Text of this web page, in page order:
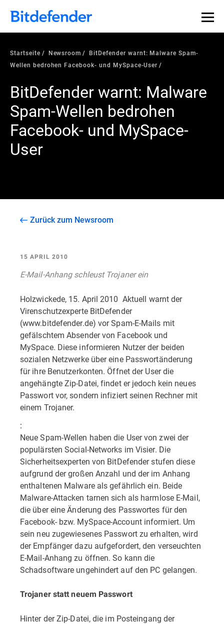
Startseite Newsroom
BitDefender warnt: Malware Spam-
Wellen bedrohen Facebook- und MySpace-User
BitDefender warnt: Malware
Spam-Wellen bedrohen
Facebook- und MySpace-
User
Zurück zum Newsroom
15 APRIL 2010
E-Mail-Anhang schleust Trojaner ein
Holzwickede, 15. April 2010  Aktuell warnt der
Virenschutzexperte BitDefender
(www.bitdefender.de) vor Spam-E-Mails mit
gefälschtem Absender von Facebook und
MySpace. Diese informieren Nutzer der beiden
sozialen Netzwerke über eine Passwortänderung
für ihre Benutzerkonten. Öffnet der User die
angehängte Zip-Datei, findet er jedoch kein neues
Passwort vor, sondern infiziert seinen Rechner mit
einem Trojaner.
:
Neue Spam-Wellen haben die User von zwei der
populärsten Social-Networks im Visier. Die
Sicherheitsexperten von BitDefender stufen diese
aufgrund der großen Anzahl und der im Anhang
enthaltenen Malware als gefährlich ein. Beide
Malware-Attacken tarnen sich als harmlose E-Mail,
die über eine Änderung des Passwortes für den
Facebook- bzw. MySpace-Account informiert. Um
sein neu zugewiesenes Passwort zu erhalten, wird
der Empfänger dazu aufgefordert, den verseuchten
E-Mail-Anhang zu öffnen. So kann die
Schadsoftware ungehindert auf den PC gelangen.
Trojaner statt neuem Passwort
Hinter der Zip-Datei, die im Posteingang der